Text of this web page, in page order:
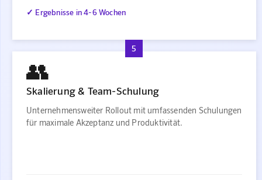
✓ Ergebnisse in 4-6 Wochen
5
👥
Skalierung & Team-Schulung
Unternehmensweiter Rollout mit umfassenden Schulungen
für maximale Akzeptanz und Produktivität.